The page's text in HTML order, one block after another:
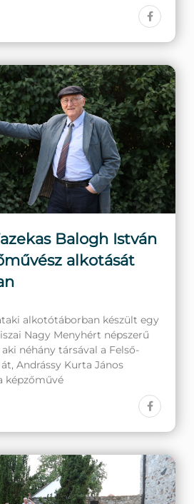
Balogh István
alkotását
alkotótáborban készült egy
Nagy Menyhért népszerű
néhány társával a Felső-
Andrássy Kurta János
képzőművé